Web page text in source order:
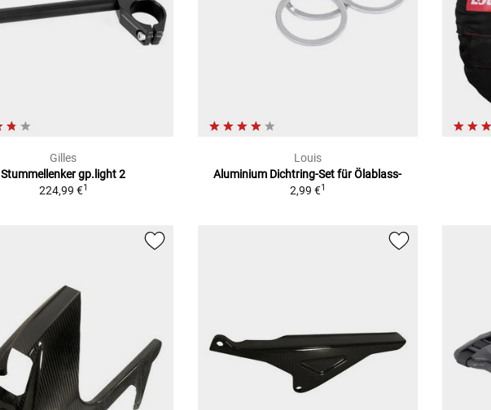
Gilles
Stummellenker gp.light 2
224,99 €1
Louis
Aluminium Dichtring-Set für Ölablass-
2,99 €1